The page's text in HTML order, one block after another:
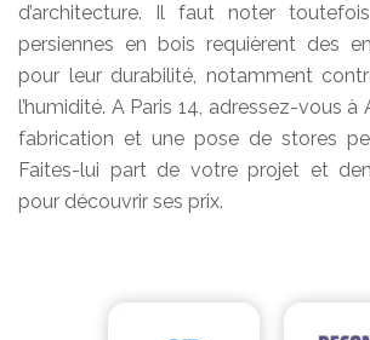
d’architecture. Il faut noter
persiennes en bois requièrent des
pour leur durabilité, notamment
l’humidité. A Paris 14, adressez-vous
fabrication et une pose de stores
Faites-lui part de votre projet et
pour découvrir ses prix.